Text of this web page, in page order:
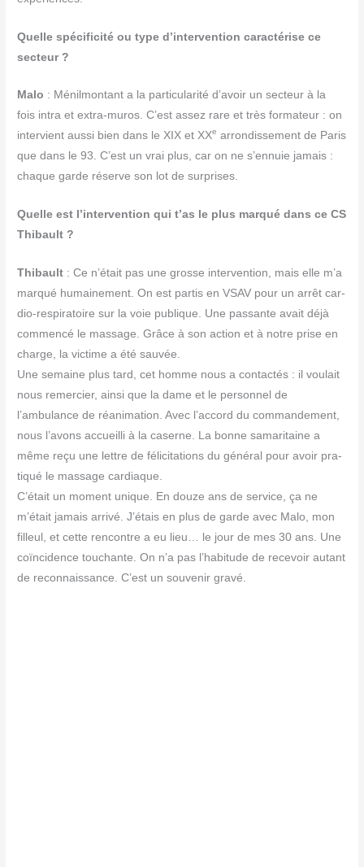
Quelle spé­ci­fi­ci­té ou type d’intervention carac­té­rise ce
secteur ?
Malo : Ménil­mon­tant a la par­ti­cu­la­ri­té d’avoir un sec­teur à la
fois intra et extra-muros. C’est assez rare et très for­ma­teur : on
inter­vient aus­si bien dans le XIX et XXe arron­dis­se­ment de Paris
que dans le 93. C’est un vrai plus, car on ne s’ennuie jamais :
chaque garde réserve son lot de surprises.
Quelle est l’intervention qui t’as le plus mar­qué dans ce CS
Thibault ?
Thi­bault : Ce n’était pas une grosse inter­ven­tion, mais elle m’a
mar­qué humai­ne­ment. On est par­tis en VSAV pour un arrêt car­
dio-res­pi­ra­toire sur la voie publique. Une pas­sante avait déjà
com­men­cé le mas­sage. Grâce à son action et à notre prise en
charge, la vic­time a été sau­vée.
Une semaine plus tard, cet homme nous a contac­tés : il vou­lait
nous remer­cier, ain­si que la dame et le per­son­nel de
l’ambulance de réani­ma­tion. Avec l’accord du com­man­de­ment,
nous l’avons accueilli à la caserne. La bonne sama­ri­taine a
même reçu une lettre de féli­ci­ta­tions du géné­ral pour avoir pra­
ti­qué le mas­sage car­diaque.
C’était un moment unique. En douze ans de ser­vice, ça ne
m’était jamais arri­vé. J’étais en plus de garde avec Malo, mon
filleul, et cette ren­contre a eu lieu… le jour de mes 30 ans. Une
coïn­ci­dence tou­chante. On n’a pas l’habitude de rece­voir autant
de recon­nais­sance. C’est un sou­ve­nir gravé.